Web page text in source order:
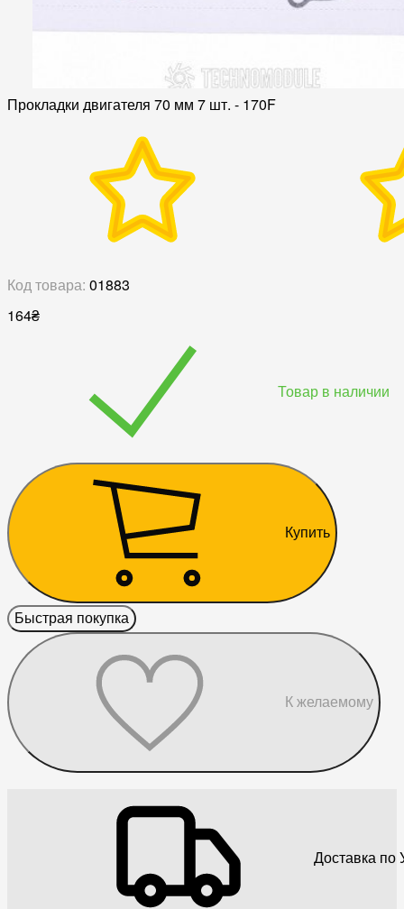
Прокладки двигателя 70 мм 7 шт. - 170F
Код товара: 01883
164₴
Товар в наличии
Купить
Быстрая покупка
К желаемому
Доставка по